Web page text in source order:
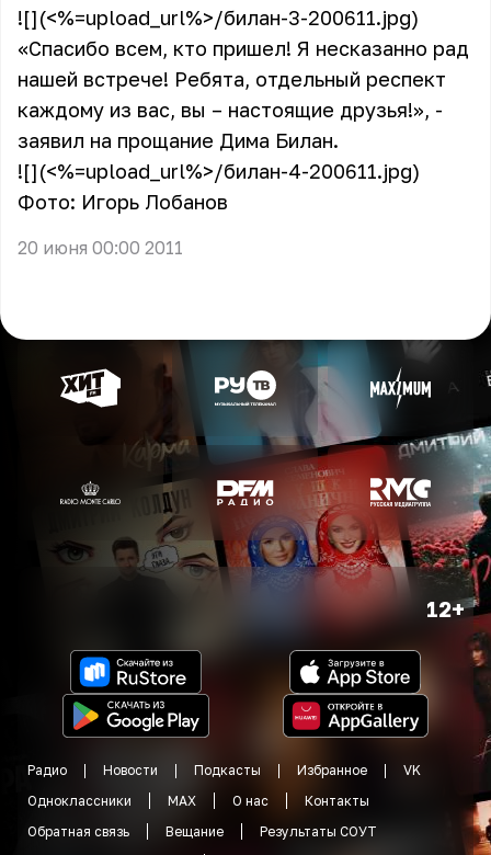
![](<%=upload_url%>/билан-3-200611.jpg)
«Спасибо всем, кто пришел! Я несказанно рад
нашей встрече! Ребята, отдельный респект
каждому из вас, вы – настоящие друзья!», -
заявил на прощание Дима Билан.
![](<%=upload_url%>/билан-4-200611.jpg)
Фото: Игорь Лобанов
20 июня 00:00 2011
12+
Радио Новости Подкасты Избранное
VK
Одноклассники
MAX О нас
Контакты
Обратная связь
Вещание
Результаты СОУТ